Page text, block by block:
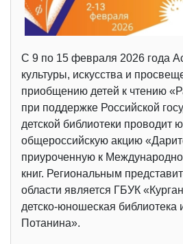
С 9 по 15 февраля 2026 года
культуры, искусства и
приобщению детей к чтению
при поддержке Российской
детской библиотеки проводит
общероссийскую акцию
приуроченную к
книг. Региональным
области является ГБУК
детско-юношеская
Потанина».